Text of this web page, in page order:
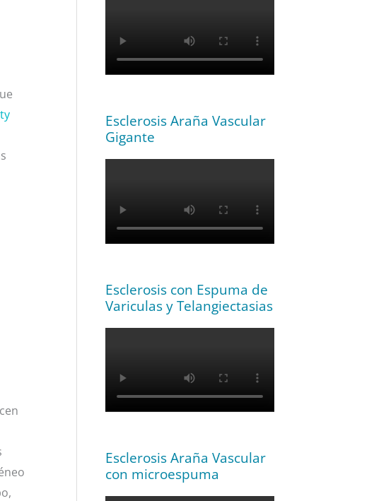
Esclerosis Araña Vascular
Gigante
Esclerosis con Espuma de
Variculas y Telangiectasias
Esclerosis Araña Vascular
con microespuma